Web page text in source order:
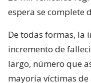
espera se complete
De todas formas, la
incremento de
largo, número que
mayoría víctimas de